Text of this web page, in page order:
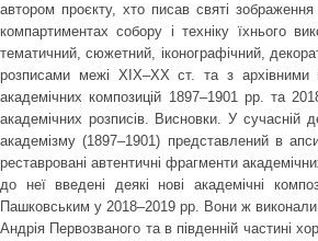
автором проєкту, хто писав святі
компартиментах собору і техніку їхнього
тематичний, сюжетний, іконографічний,
розписами межі ХІХ–ХХ ст. та з архівними
академічних композицій 1897–1901 рр. та
академічних розписів. Висновки. У сучасній
академізму (1897–1901) представлений в
реставровані автентичні фрагменти
до неї введені деякі нові академічні
Пашковським у 2018–2019 рр. Вони ж виконали
Андрія Первозваного та в південній частині